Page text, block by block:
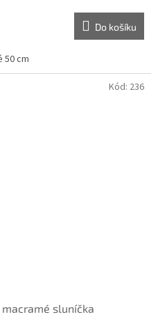
Do košíku
50 cm
sluníčka
Kód: 236